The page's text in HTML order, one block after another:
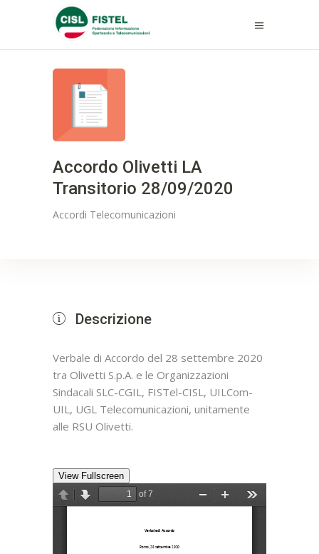
Accordo Olivetti LA
Transitorio 28/09/2020
Accordi Telecomunicazioni
Descrizione
Verbale di Accordo del 28 settembre 2020
tra Olivetti S.p.A. e le Organizzazioni
Sindacali SLC-CGIL, FISTel-CISL, UILCom-
UIL, UGL Telecomunicazioni, unitamente
alle RSU Olivetti.
View Fullscreen